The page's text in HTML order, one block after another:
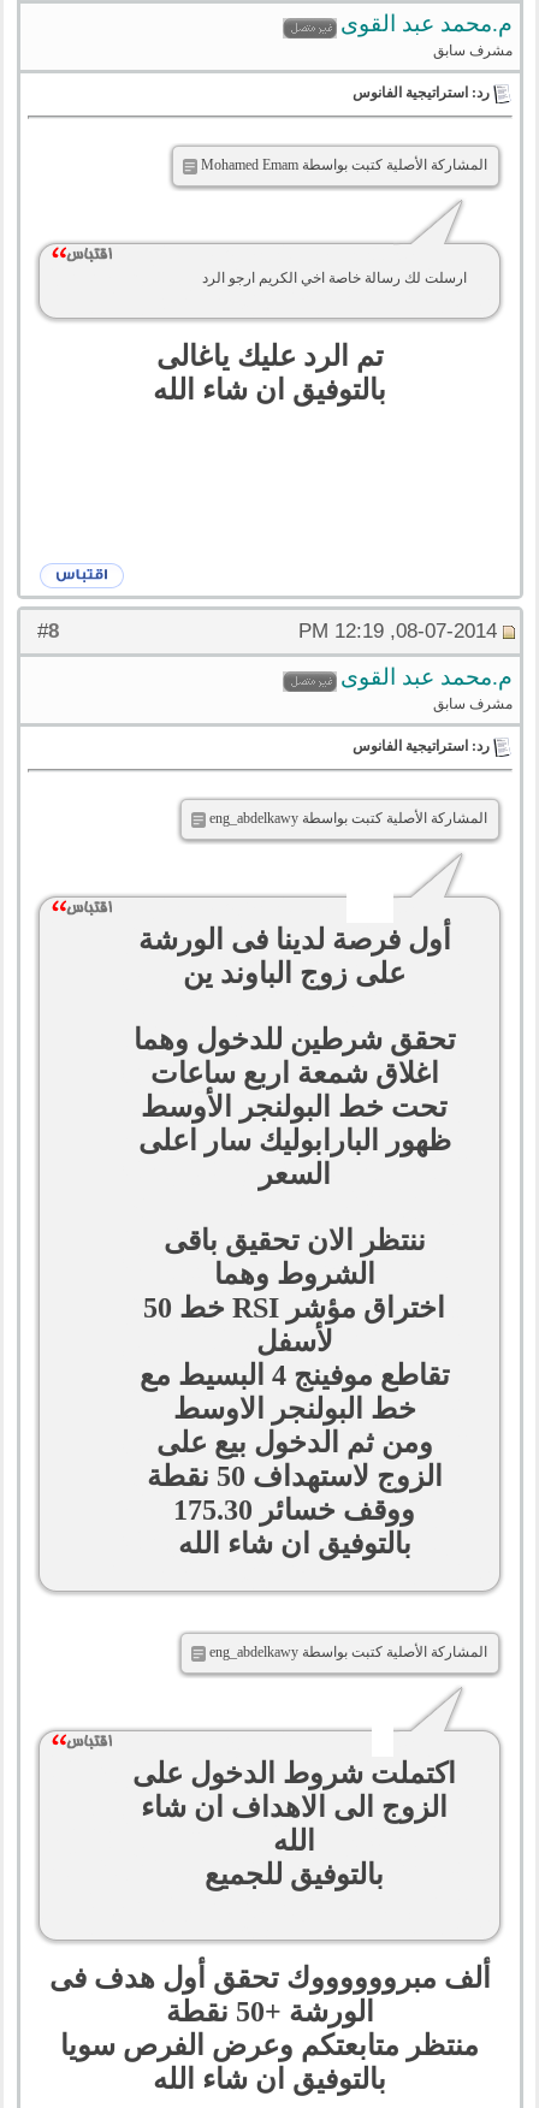
م.محمد عبد القوى
مشرف سابق
رد: استراتيجية الفانوس
المشاركة الأصلية كتبت بواسطة Mohamed Emam
ارسلت لك رسالة خاصة اخي الكريم ارجو الرد
تم الرد عليك ياغالى
بالتوفيق ان شاء الله
#
8 08-07-2014, 12:19 PM
م.محمد عبد القوى
مشرف سابق
رد: استراتيجية الفانوس
المشاركة الأصلية كتبت بواسطة eng_abdelkawy
أول فرصة لدينا فى الورشة
على زوج الباوند ين
تحقق شرطين للدخول وهما
اغلاق شمعة اربع ساعات
تحت خط البولنجر الأوسط
ظهور البارابوليك سار اعلى
السعر
ننتظر الان تحقيق باقى
الشروط وهما
اختراق مؤشر RSI خط 50
لأسفل
تقاطع موفينج 4 البسيط مع
خط البولنجر الاوسط
ومن ثم الدخول بيع على
الزوج لاستهداف 50 نقطة
ووقف خسائر 175.30
بالتوفيق ان شاء الله
المشاركة الأصلية كتبت بواسطة eng_abdelkawy
اكتملت شروط الدخول على
الزوج الى الاهداف ان شاء
الله
بالتوفيق للجميع
ألف مبرووووووك تحقق أول هدف فى
الورشة +50 نقطة
منتظر متابعتكم وعرض الفرص سويا
بالتوفيق ان شاء الله